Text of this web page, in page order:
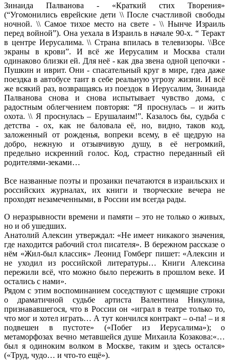
Зинаида Палванова - «Краткий стих Творения»
(“Угомонились еврейские дети \\ После счастливой свободы
ночной. \\ Самое тихое место на свете - \\ Нынче Израиль
перед войной”). Она уехала в Израиль в начале 90-х. “ Теракт
в центре Иерусалима. \\ Страна впилась в телевизоры. \\Все
экраны в крови”. И всё же Иерусалим и Москва стали
одинаково близки ей. Для неё - как два звена одной цепочки -
Пушкин и иврит. Они - спасательный круг в мире, гдеа даже
поездка в автобусе таит в себе реальную угрозу жизни. И всё
же всякий раз, возвращаясь из поездок в Иерусалим, Зинаида
Палванова снова и снова испытывает чувство дома, с
радостным облегчением повторяя: “Я проснулась – и жить
охота. \\ Я проснулась – Ерушалаим!”. Казалось бы, судьба с
детства - ох, как не баловала её, но, видно, таков код,
заложенный от рожденья, вопреки всему, в её щедрую на
добро, нежную и отзывчивую душу, в её негромкий,
предельно искренний голос. Код, страстно переданный ей
родителями-зеками…
Все названные поэты и прозаики печатаются в израильских и
российских журналах, их книги и творческие вечера не
проходят незамеченными, в России им всегда рады.
О неразрывности времени и памяти – это не только о живых,
но и об ушедших.
Анатолий Алексин утверждал: «Не имеет никакого значения,
где находится рабочий стол писателя». В бережном рассказе о
нём «Жил-был классик» Леонид Гомберг пишет: «Алексин и
не уходил из российской литературы… Книги Алексина
пережили всё, что можно было пережить в прошлом веке. И
остались с нами».
Рядом с этим воспоминанием соседствуют с щемящие строки
о драматичной судьбе артиста Валентина Никулина,
признававшегося, что в России он «играл в театре только то,
что мог и хотел играть… А тут кончился контракт – о-па! – и я
подвешен в пустоте» («Побег из Иерусалима»); о
метаморфозах вечно метавшейся душе Михаила Козакова:«…
был я одиноким волком в Москве, таким и здесь остался»
(«Труд, чудо… и что-то ещё»).